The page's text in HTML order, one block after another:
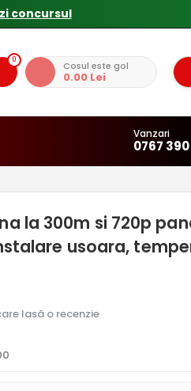
concursul
0 Cosul este gol
0.00 Lei
Vanzari
0767
la 300m si 720p
usoara,
lasă o recenzie